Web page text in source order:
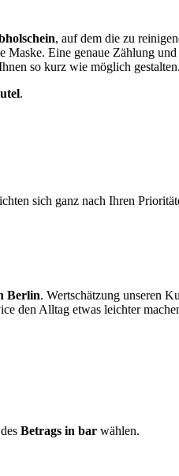
, auf dem die zu
Maske. Eine genaue Zählung
so kurz wie möglich gestalten.
.
sich ganz nach Ihren
Berlin. Wertschätzung unseren
den Alltag etwas leichter
Betrags in bar wählen.